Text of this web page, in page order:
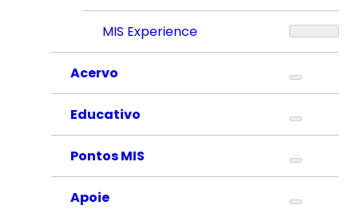
MIS Experience
Acervo
Educativo
Pontos MIS
Apoie